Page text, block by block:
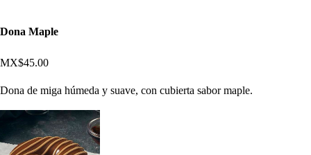
Dona Maple
MX$45.00
Dona de miga húmeda y suave, con cubierta sabor maple.